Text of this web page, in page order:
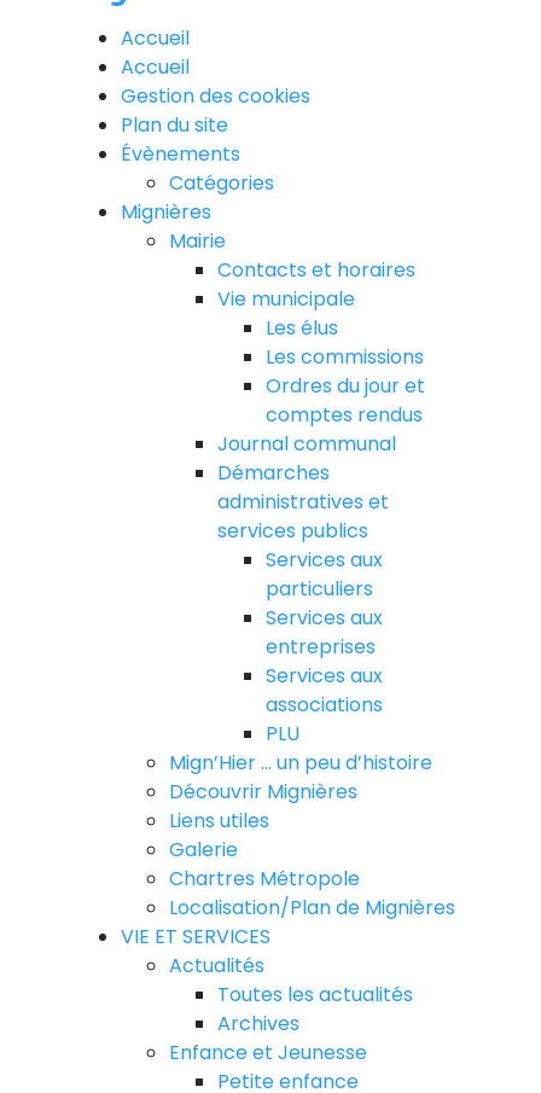
Accueil
Accueil
Gestion des cookies
Plan du site
Évènements
Catégories
Mignières
Mairie
Contacts et horaires
Vie municipale
Les élus
Les commissions
Ordres du jour et
comptes rendus
Journal communal
Démarches
administratives et
services publics
Services aux
particuliers
Services aux
entreprises
Services aux
associations
PLU
Mign’Hier … un peu d’histoire
Découvrir Mignières
Liens utiles
Galerie
Chartres Métropole
Localisation/Plan de Mignières
VIE ET SERVICES
Actualités
Toutes les actualités
Archives
Enfance et Jeunesse
Petite enfance